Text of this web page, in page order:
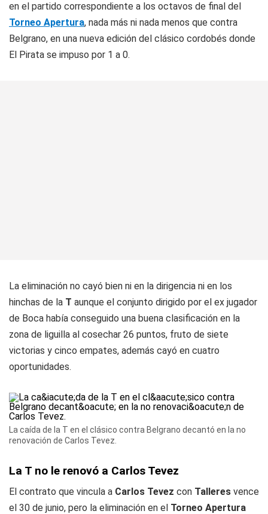
en el partido correspondiente a los octavos de final del
Torneo Apertura, nada más ni nada menos que contra
Belgrano, en una nueva edición del clásico cordobés donde
El Pirata se impuso por 1 a 0.
La eliminación no cayó bien ni en la dirigencia ni en los
hinchas de la T aunque el conjunto dirigido por el ex jugador
de Boca había conseguido una buena clasificación en la
zona de liguilla al cosechar 26 puntos, fruto de siete
victorias y cinco empates, además cayó en cuatro
oportunidades.
La caída de la T en el clásico contra Belgrano decantó en la no
renovación de Carlos Tevez.
La T no le renovó a Carlos Tevez
El contrato que vincula a Carlos Tevez con Talleres vence
el 30 de junio, pero la eliminación en el Torneo Apertura